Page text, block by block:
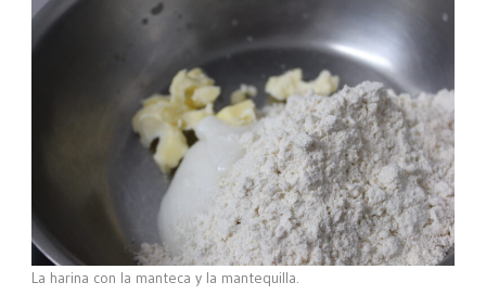
La harina con la manteca y la mantequilla.